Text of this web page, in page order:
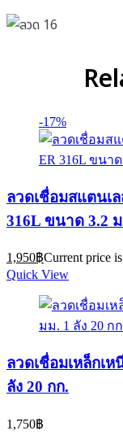
-17%
ลวดเชื่อมสแตนเ
316L ขนาด 3.2
1,950฿Current price
Quick View
ลวดเชื่อมเหล็กเ
ลัง 20 กก.
1,750฿